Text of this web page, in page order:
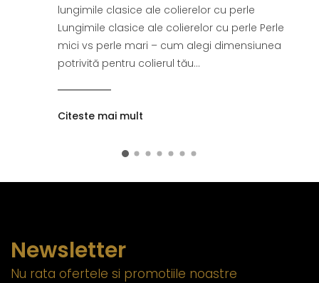
lungimile clasice ale colierelor cu perle
Lungimile clasice ale colierelor cu perle Perle
mici vs perle mari – cum alegi dimensiunea
potrivită pentru colierul tău...
Citeste mai mult
Newsletter
Nu rata ofertele si promotiile noastre